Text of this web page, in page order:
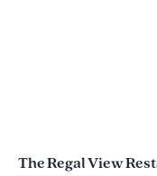
The Regal View